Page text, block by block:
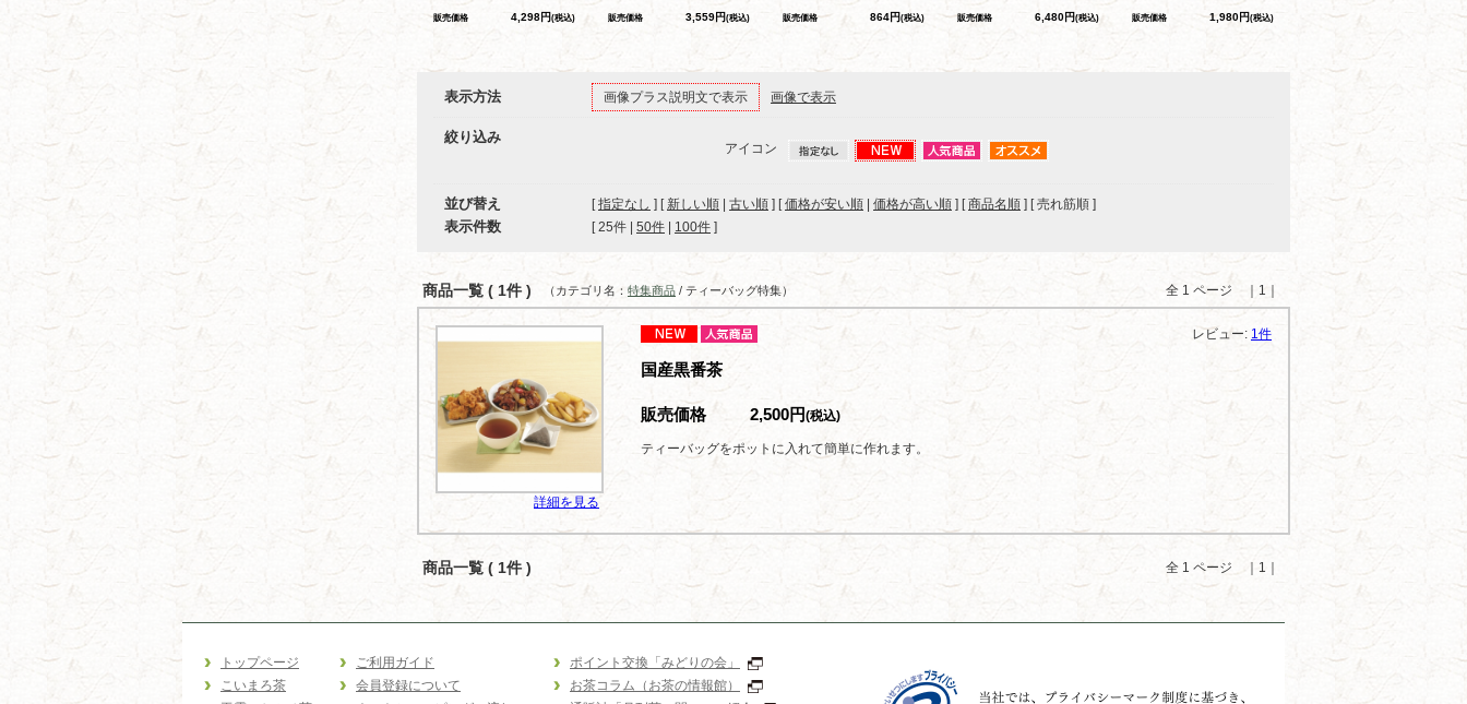
販売価格 4,298円(税込) 販売価格 3,559円(税込) 販売価格 864円(税込) 販売価格 6,480円(税込) 販売価格 1,980円(税込)
表示方法 画像プラス説明文で表示 画像で表示
絞り込み
アイコン
並び替え [指定なし ] [ 新しい順 古い順 ] [価格が安い順 価格が高い順 ] [商品名順 ] [ 売れ筋順 ]
表示件数 [ 25件 50件 100件 ]
商品一覧 ( 1件 ) 全 1 ページ ｜1｜
（カテゴリ名： 特集商品 / ティーバッグ特集）
詳細を見る
レビュー: 1件
国産黒番茶
販売価格 2,500円(税込)
ティーバッグをポットに入れて簡単に作れます。
商品一覧 ( 1件 ) 全 1 ページ ｜1｜
トップページ
こいまろ茶
ご利用ガイド
会員登録について
ポイント交換「みどりの会」
お茶コラム（お茶の情報館）